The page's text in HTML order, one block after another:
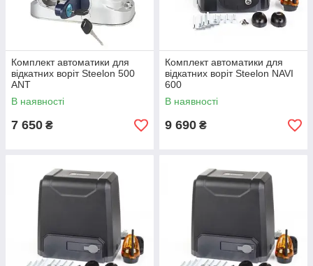
Комплект автоматики для
відкатних воріт Steelon 500
ANT
В наявності
7 650 ₴
Комплект автоматики для
відкатних воріт Steelon NAVI
600
В наявності
9 690 ₴